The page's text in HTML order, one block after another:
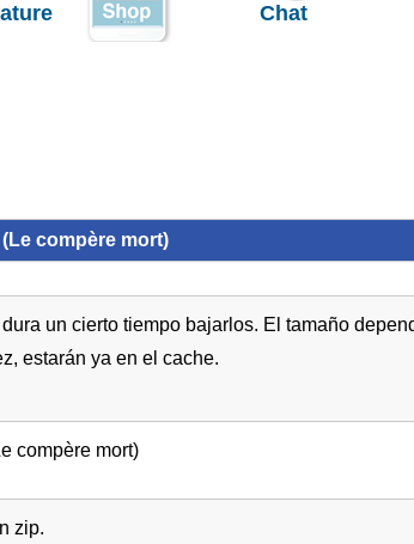
Chat
compère mort)
un cierto tiempo bajarlos. El tamaño
estarán ya en el cache.
compère mort)
zip.